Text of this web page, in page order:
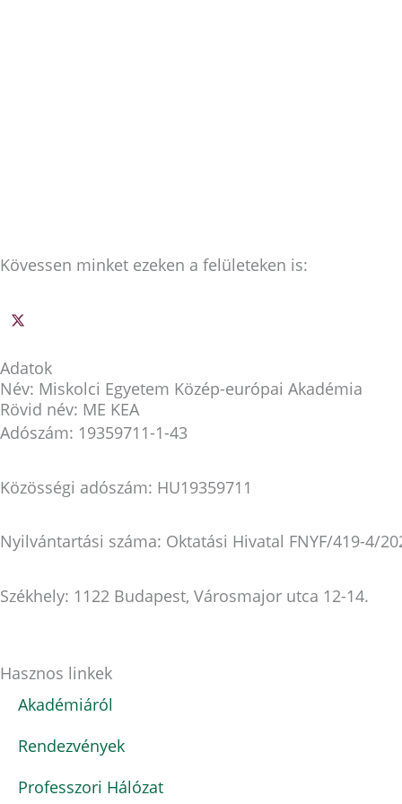
Kövessen minket ezeken a felületeken is:
Adatok
Név: Miskolci Egyetem Közép-európai Akadémia
Rövid név: ME KEA
Adószám: 19359711-1-43
Közösségi adószám: HU19359711
Nyilvántartási száma: Oktatási Hivatal FNYF/419-4/
Székhely: 1122 Budapest, Városmajor utca 12-14.
Hasznos linkek
Akadémiáról
Rendezvények
Professzori Hálózat